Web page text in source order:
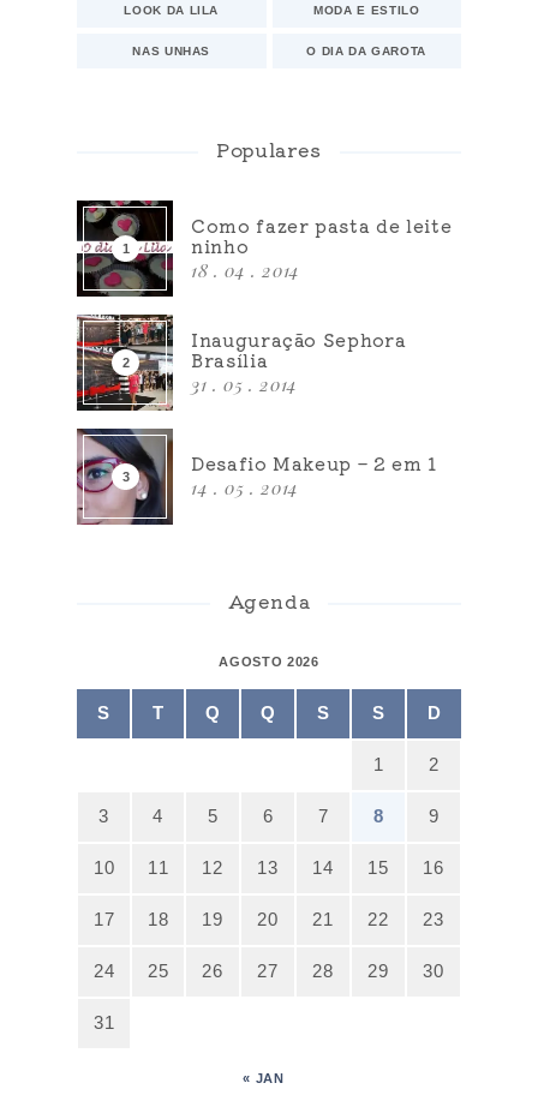
LOOK DA LILA MODA E ESTILO
NAS UNHAS O DIA DA GAROTA
Populares
Como fazer pasta de leite
ninho
18 . 04 . 2014
Inauguração Sephora
Brasília
31 . 05 . 2014
Desafio Makeup – 2 em 1
14 . 05 . 2014
Agenda
AGOSTO 2026
S T Q Q S S D
1 2
3 4 5 6 7 8 9
10 11 12 13 14 15 16
17 18 19 20 21 22 23
24 25 26 27 28 29 30
31
« JAN